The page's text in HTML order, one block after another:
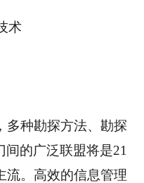
术
种勘探方法、勘探
的广泛联盟将是21
流。高效的信息管理